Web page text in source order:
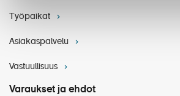
Työpaikat
Asiakaspalvelu
Vastuullisuus
Varaukset ja ehdot